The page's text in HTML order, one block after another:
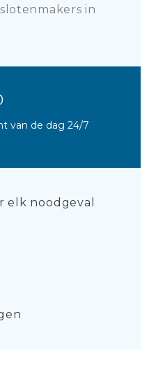
in
van de dag 24/7
elk noodgeval